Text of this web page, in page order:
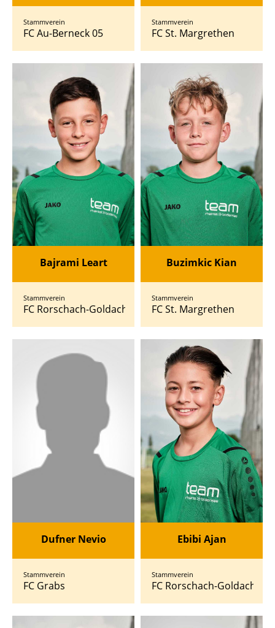
Stammverein
FC Au-Berneck 05
Stammverein
FC St. Margrethen
Bajrami Leart
Stammverein
FC Rorschach-Goldach 17
Buzimkic Kian
Stammverein
FC St. Margrethen
Dufner Nevio
Stammverein
FC Grabs
Ebibi Ajan
Stammverein
FC Rorschach-Goldach 17